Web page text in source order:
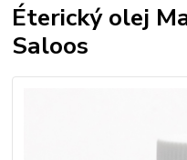
Éterický olej
Saloos